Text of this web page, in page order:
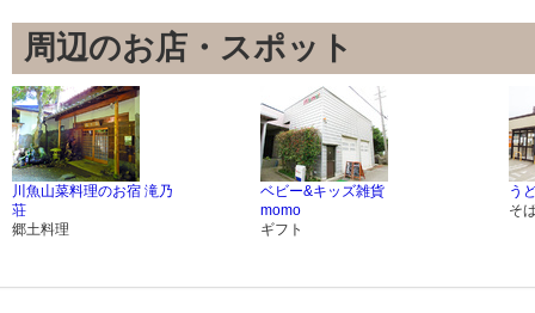
周辺のお店・スポット
川魚山菜料理のお宿 滝乃
荘
郷土料理
ベビー&キッズ雑貨
momo
ギフト
う
そ